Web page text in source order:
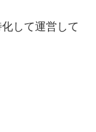
して運営して